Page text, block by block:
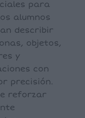
para
alumnos
describir
objetos,
y
con
precisión.
reforzar